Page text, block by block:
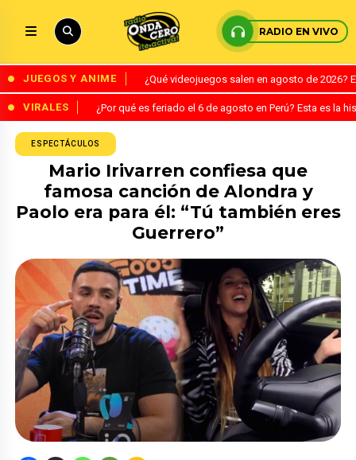
RADIO EN VIVO
JUEGOS Y ANIME ¿Qué videojuegos salen en agosto de
VIRALES ¿Por qué es feriado el 6 de agosto en Perú? Esta es la
ESPECTÁCULOS
Mario Irivarren confiesa que
famosa canción de Alondra y
Paolo era para él: “Tú también eres
Guerrero”